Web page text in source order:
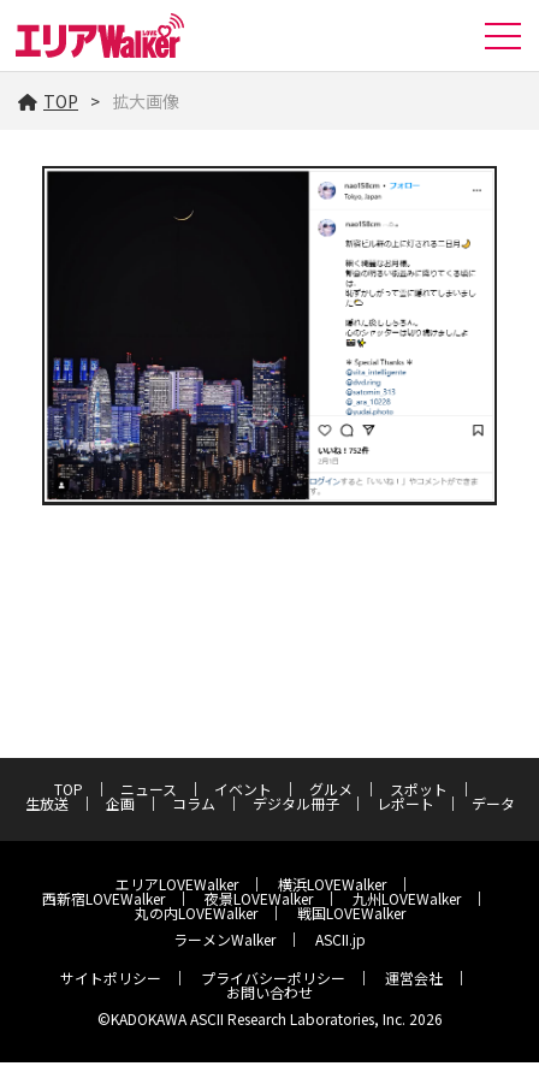
TOP 拡大画像
TOP ニュース イベント グルメ スポット
生放送 企画 コラム デジタル冊子 レポート データ
エリアLOVEWalker 横浜LOVEWalker
西新宿LOVEWalker 夜景LOVEWalker 九州LOVEWalker
丸の内LOVEWalker
戦国LOVEWalker
ラーメンWalker
ASCII.jp
サイトポリシー
プライバシーポリシー 運営会社
お問い合わせ
©KADOKAWA ASCII Research Laboratories, Inc. 2026